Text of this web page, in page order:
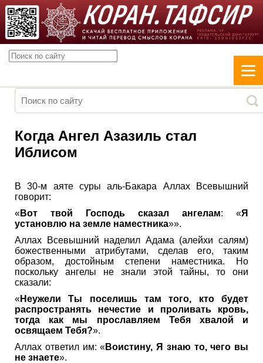
Когда Ангел Азазиль стал
Иблисом
В 30-м аяте суры аль-Бакара Аллах Всевышний
говорит:
«Вот твой Господь сказал ангелам: «Я
установлю на земле наместника»».
Аллах Всевышний наделил Адама (алейхи салям)
божественными атрибутами, сделав его, таким
образом, достойным степени наместника. Но
поскольку ангелы не знали этой тайны, то они
сказали:
«Неужели Ты поселишь там того, кто будет
распространять нечестие и проливать кровь,
тогда как мы прославляем Тебя хвалой и
освящаем Тебя?».
Аллах ответил им: «Воистину, Я знаю то, чего вы
не знаете».